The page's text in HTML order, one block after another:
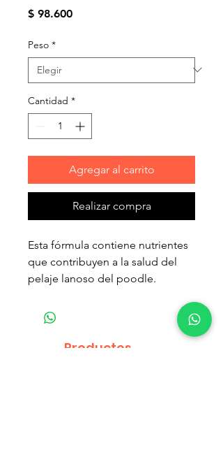
$ 98.600Precio
Peso *
Cantidad *
Agregar al carrito
Realizar compra
Esta fórmula contiene nutrientes
que contribuyen a la salud del
pelaje lanoso del poodle.
Esta fórmula ayuda a reducir la
formación de sarro gracias a los
quelantes de calcio.
Productos